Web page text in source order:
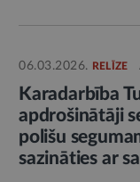
06.03.2026. RELĪZE
Karadarbība
apdrošinātāji
polišu
sazināties ar